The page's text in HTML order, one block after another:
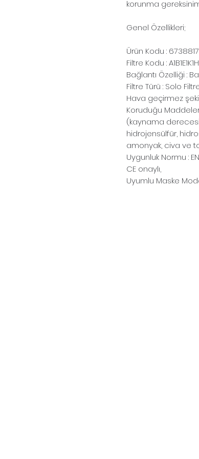
korunma
Genel Özellikleri;
Ürün Kodu :
Filtre Kodu :
Bağlantı Özelliği :
Filtre Türü : Solo
Hava geçirmez
Koruduğu
(kaynama
hidrojensülfür,
amonyak, civa ve
Uygunluk Normu :
CE onaylı,
Uyumlu Maske